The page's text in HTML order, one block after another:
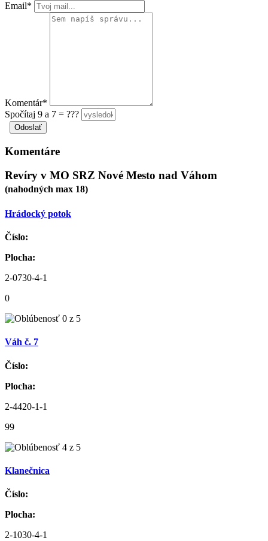
Email*
Komentár*
Spočítaj 9 a 7 = ???
Komentáre
Revíry v MO SRZ Nové Mesto nad Váhom
(nahodných max 18)
Hrádocký potok
Číslo:
Plocha:
2-0730-4-1
0
Váh č. 7
Číslo:
Plocha:
2-4420-1-1
99
Klanečnica
Číslo:
Plocha:
2-1030-4-1